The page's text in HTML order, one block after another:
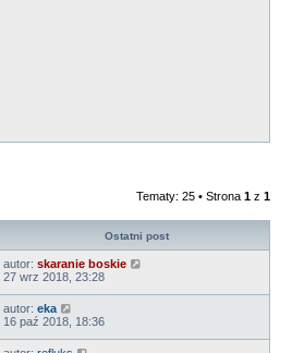
Tematy: 25 • Strona 1 z 1
Ostatni post
autor: skaranie boskie
27 wrz 2018, 23:28
autor: eka
16 paź 2018, 18:36